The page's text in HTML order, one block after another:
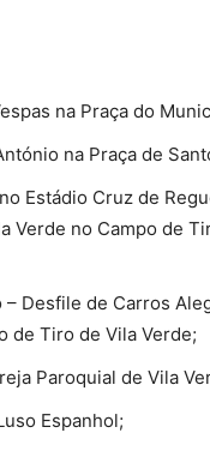
na Praça do
na Praça de
Estádio Cruz de
Verde no Campo de
– Desfile de Carros
de Tiro de Vila Verde;
Paroquial de Vila
Espanhol;